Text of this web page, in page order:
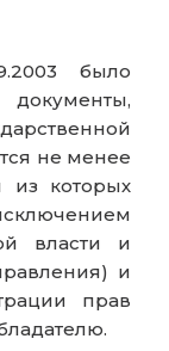
было
не менее
из которых
власти и
и
прав